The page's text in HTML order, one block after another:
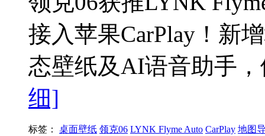
接入苹果CarPlay！新
态壁纸及AI语音助手
细]
标签： 桌面壁纸 领克06 LYNK Flyme Auto CarPlay 地图